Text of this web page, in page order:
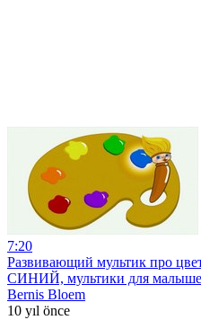
7:20
Развивающий мультик про
СИНИЙ, мультики для
Bernis Bloem
10 yıl önce